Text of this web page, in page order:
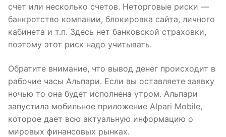
счет или несколько счетов. Неторговые риски —
банкротство компании, блокировка сайта, личного
кабинета и т.п. Здесь нет банковской страховки,
поэтому этот риск надо учитывать.
Обратите внимание, что вывод денег происходит в
рабочие часы Альпари. Если вы оставляете заявку
ночью то она будет исполнена утром. Альпари
запустила мобильное приложение Alpari Mobile,
которое дает всю актуальную информацию о
мировых финансовых рынках.